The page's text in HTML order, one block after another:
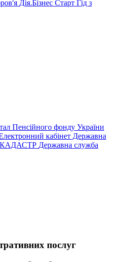
Дія.Бізнес Старт Гід з
Пенсійного фонду України
кабінет Державна
Державна служба
послуг